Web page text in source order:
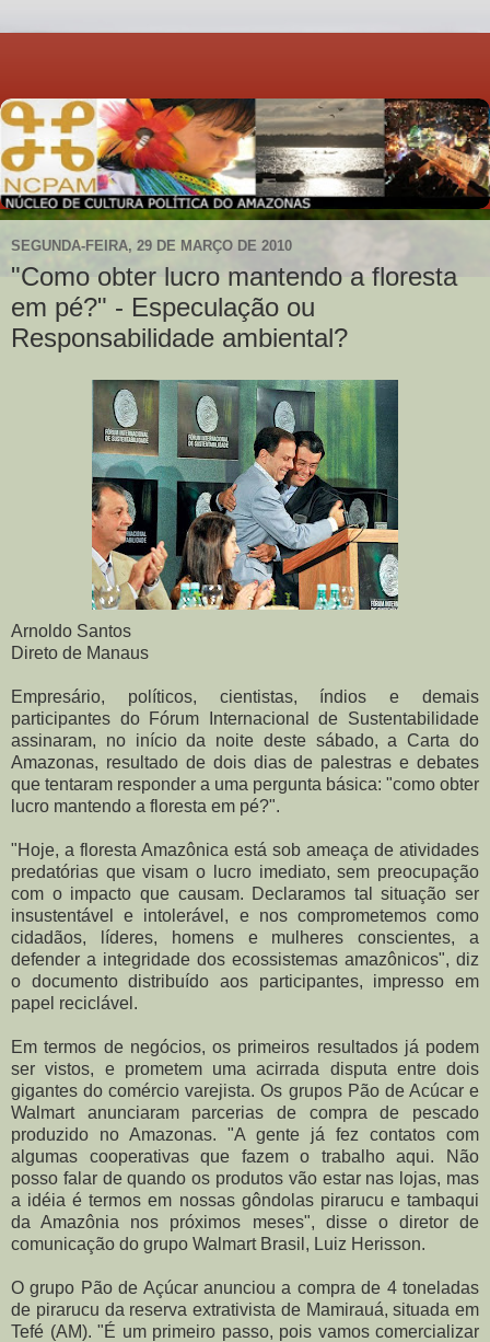
SEGUNDA-FEIRA, 29 DE MARÇO DE 2010
"Como obter lucro mantendo a floresta
em pé?" - Especulação ou
Responsabilidade ambiental?
Arnoldo Santos
Direto de Manaus
Empresário, políticos, cientistas, índios e demais
participantes do Fórum Internacional de Sustentabilidade
assinaram, no início da noite deste sábado, a Carta do
Amazonas, resultado de dois dias de palestras e debates
que tentaram responder a uma pergunta básica: "como obter
lucro mantendo a floresta em pé?".
"Hoje, a floresta Amazônica está sob ameaça de atividades
predatórias que visam o lucro imediato, sem preocupação
com o impacto que causam. Declaramos tal situação ser
insustentável e intolerável, e nos comprometemos como
cidadãos, líderes, homens e mulheres conscientes, a
defender a integridade dos ecossistemas amazônicos", diz
o documento distribuído aos participantes, impresso em
papel reciclável.
Em termos de negócios, os primeiros resultados já podem
ser vistos, e prometem uma acirrada disputa entre dois
gigantes do comércio varejista. Os grupos Pão de Acúcar e
Walmart anunciaram parcerias de compra de pescado
produzido no Amazonas. "A gente já fez contatos com
algumas cooperativas que fazem o trabalho aqui. Não
posso falar de quando os produtos vão estar nas lojas, mas
a idéia é termos em nossas gôndolas pirarucu e tambaqui
da Amazônia nos próximos meses", disse o diretor de
comunicação do grupo Walmart Brasil, Luiz Herisson.
O grupo Pão de Açúcar anunciou a compra de 4 toneladas
de pirarucu da reserva extrativista de Mamirauá, situada em
Tefé (AM). "É um primeiro passo, pois vamos comercializar